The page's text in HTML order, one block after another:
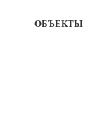
ОБЪЕКТЫ